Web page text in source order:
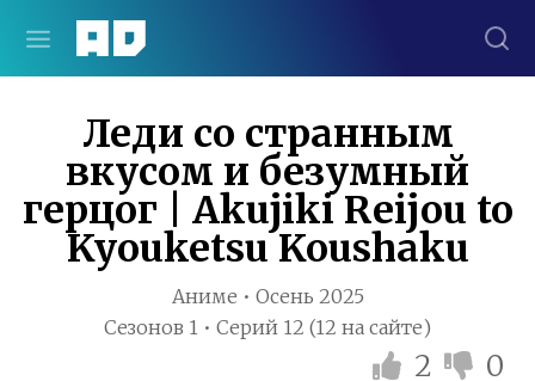
Леди со странным
вкусом и безумный
герцог | Akujiki Reijou to
Kyouketsu Koushaku
Аниме • Осень 2025
Сезонов 1 • Серий 12 (12 на сайте)
2 0